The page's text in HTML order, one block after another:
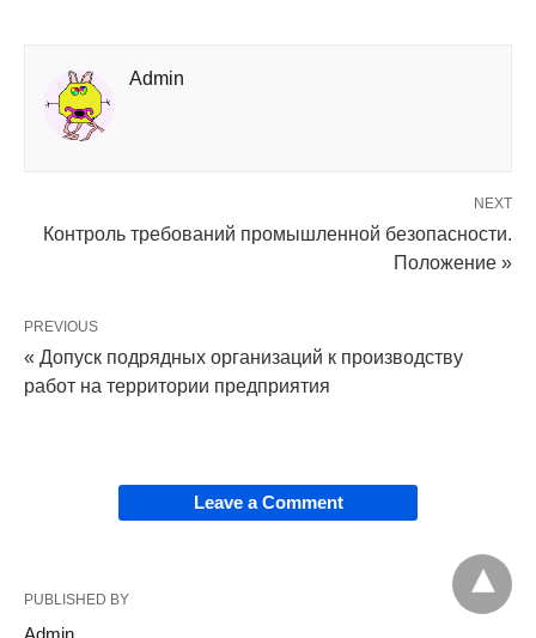
Admin
NEXT
Контроль требований промышленной безопасности.
Положение »
PREVIOUS
« Допуск подрядных организаций к производству
работ на территории предприятия
Leave a Comment
PUBLISHED BY
Admin